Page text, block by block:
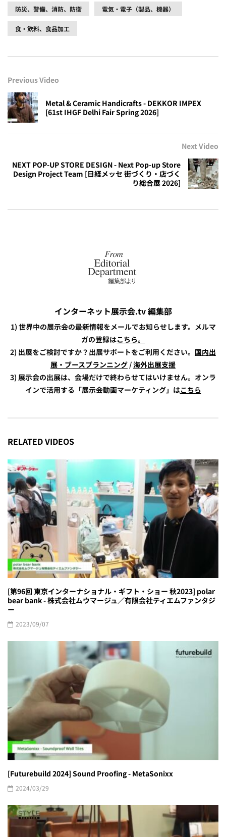
防災、警備、消防、防衛 電気・電子（製品、機器）
食・飲料、食品加工
Previous Video
Metal & Ceramic Handicrafts - DEKKOR IMPEX
[61st IHGF Delhi Fair Spring 2026]
Next Video
NEXT POP-UP STORE DESIGN - Next Pop-up Store
Design Project Team [日経メッセ 街づくり・店づく
り総合展 2026]
インターネット展示会.tv 編集部
1) 世界中の展示会の最新情報をメールでお知らせします。メルマ
ガの登録はこちら。
2) 出展をご検討ですか？出展サポートをご利用ください。 国内出
展・ブースプランニング /海外出展支援
3) 展示会の出展は、会場だけで終わらせてはいけません。オンラ
インで活用する「展示会動画マーケティング」はこちら
RELATED VIDEOS
[第96回 東京インターナショナル・ギフト・ショー 秋2023] polar
bear bank - 株式会社ムウマージュ／有限会社ティエムファンタジ
ー
2023/09/07
[Futurebuild 2024] Sound Proofing - MetaSonixx
2024/03/29